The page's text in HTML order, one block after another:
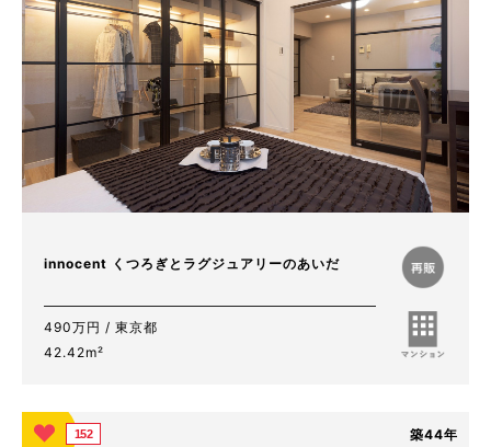
innocent くつろぎとラグジュアリーのあいだ
490万円 / 東京都
42.42m²
152 築44年